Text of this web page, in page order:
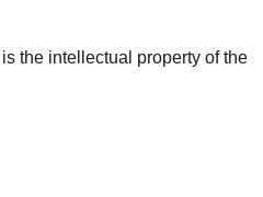
the intellectual property of the